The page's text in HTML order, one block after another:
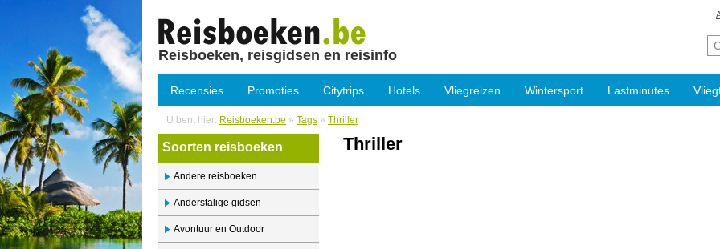
Reisboeken, reisgidsen en reisinfo
Recensies Promoties Citytrips Hotels Vliegreizen Wintersport Lastminutes
U bent hier: Reisboeken.be » Tags » Thriller
Soorten reisboeken
Andere reisboeken
Anderstalige gidsen
Avontuur en Outdoor
Thriller